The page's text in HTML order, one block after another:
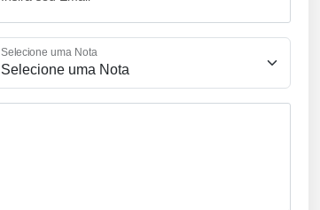
Selecione uma Nota